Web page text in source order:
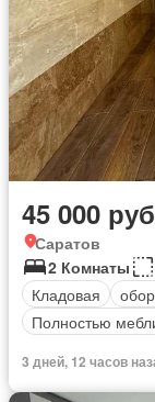
45 000
Саратов
2 Комнаты
Кладовая
Полностью
3 дней, 12 часов